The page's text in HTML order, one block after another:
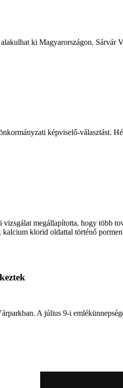
ki Magyarországon.
képviselő-választást.
megállapította, hogy több
klorid oldattal történő
A július 9-i